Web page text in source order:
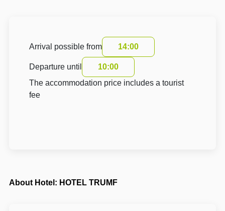
Arrival possible from 14:00
Departure until
10:00
The accommodation price includes a tourist
fee
About Hotel: HOTEL TRUMF